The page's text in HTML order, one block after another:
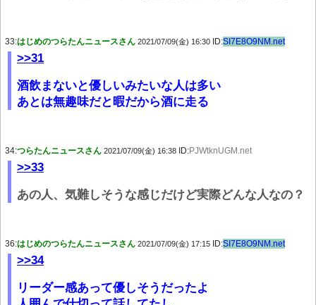
33:はじめのつらたんニュースさん 2021/07/09(金) 16:30 ID:SI7E8O9NM.net
>>31
酒飲まないと優しいみたいな人は多い
あとは無趣味だと暇だから酒に走る
34:つらたんニュースさん 2021/07/09(金) 16:38 ID:PJWtknUGM.net
>>33
あの人、気難しそうな感じだけど実際どんな人なの？
36:はじめのつらたんニュースさん 2021/07/09(金) 17:15 ID:SI7E8O9NM.net
>>34
リーダー感あって優しそうだったよ